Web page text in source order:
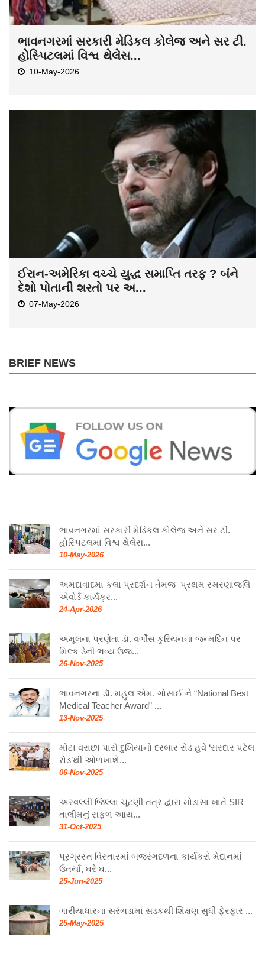
ભાવનગરમાં સરકારી મેડિકલ કોલેજ અને સર ટી.
હોસ્પિટલમાં વિશ્વ થેલેસ...
10-May-2026
ઈરાન-અમેરિકા વચ્ચે યુદ્ધ સમાપ્તિ તરફ ? બંને
દેશો પોતાની શરતો પર અ...
07-May-2026
BRIEF NEWS
ભાવનગરમાં સરકારી મેડિકલ કોલેજ અને સર ટી.
હોસ્પિટલમાં વિશ્વ થેલેસ...
10-May-2026
અમદાવાદમાં કલા પ્રદર્શન તેમજ પ્રથમ સ્મરણાંજલિ
એવોર્ડ કાર્યક્ર...
24-Apr-2026
અમૂલના પ્રણેતા ડૉ. વર્ગીસ કુરિયનના જન્મદિન પર
મિલ્ક ડેની ભવ્ય ઉજ...
26-Nov-2025
ભાવનગરના ડૉ. મહુલ એમ. ગોસાઈ ને “National Best
Medical Teacher Award” ...
13-Nov-2025
મોટા વરાછા પાસે દુખિયાનો દરબાર રોડ હવે ‘સરદાર પટેલ
રોડ’થી ઓળખાશે...
06-Nov-2025
અરવલ્લી જિલ્લા ચૂંટણી તંત્ર દ્વારા મોડાસા ખાતે SIR
તાલીમનું સફળ આય...
31-Oct-2025
પૂરગ્રસ્ત વિસ્તારમાં બજરંગદળના કાર્યકરો મેદાનમાં
ઉતર્યા, ઘરે ઘ...
25-Jun-2025
ગારીયાધારના સરંભડામાં સડકથી શિક્ષણ સુધી ફેરફાર ...
25-May-2025